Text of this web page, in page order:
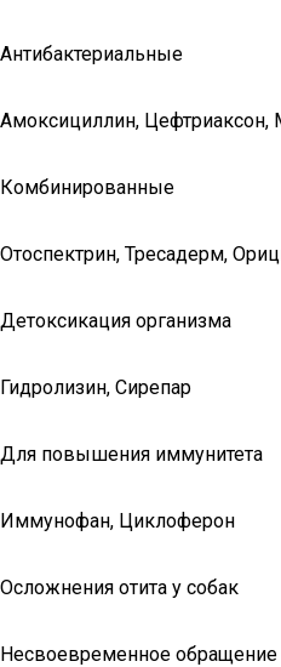
Антибактериальные
Амоксициллин, Цефтриаксон,
Комбинированные
Отоспектрин, Тресадерм,
Детоксикация организма
Гидролизин, Сирепар
Для повышения иммунитета
Иммунофан, Циклоферон
Осложнения отита у собак
Несвоевременное обращение